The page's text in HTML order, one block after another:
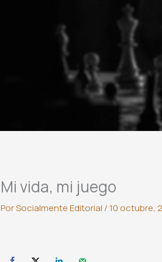
Mi vida, mi juego
PorSocialmente Editorial /10 octubre,